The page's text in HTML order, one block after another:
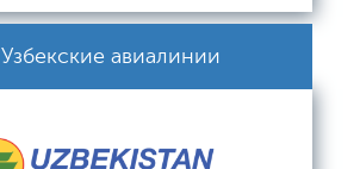
Узбекские авиалинии